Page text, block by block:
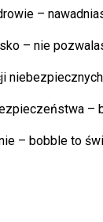
–
– nie
–
– bobble to